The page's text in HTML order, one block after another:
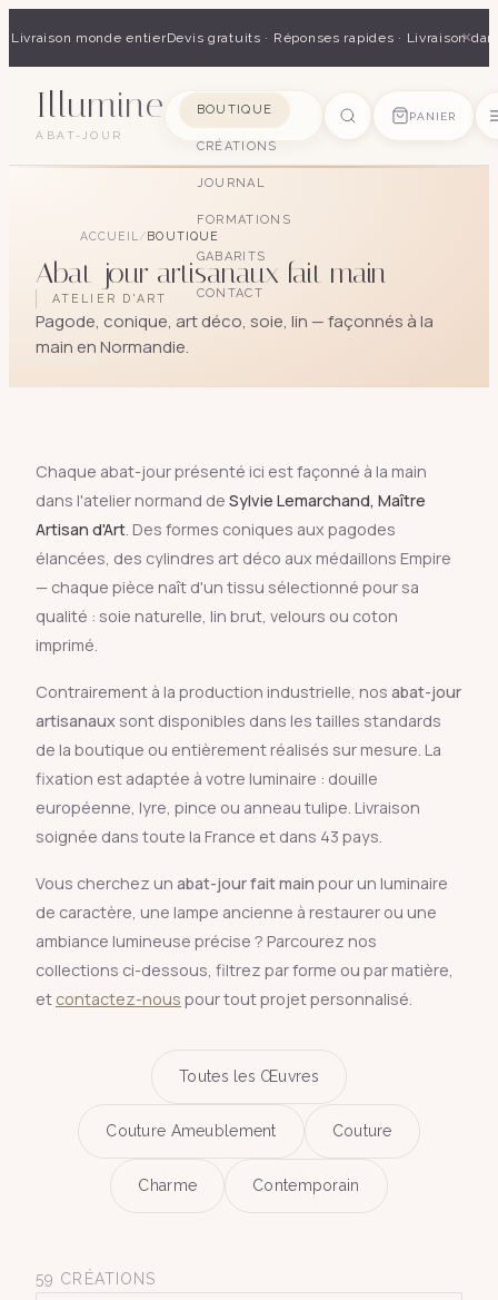
Livraison monde entierDevis gratuits · Réponses rapides · Livraison×
Illumine
ABAT-JOUR
BOUTIQUE
CRÉATIONS
JOURNAL
FORMATIONS
GABARITS
CONTACT
PANIER
ACCUEIL /BOUTIQUE
Abat-jour artisanaux fait main
ATELIER D'ART
Pagode, conique, art déco, soie, lin — façonnés à la
main en Normandie.
Chaque abat-jour présenté ici est façonné à la main
dans l'atelier normand de Sylvie Lemarchand, Maître
Artisan d'Art. Des formes coniques aux pagodes
élancées, des cylindres art déco aux médaillons Empire
— chaque pièce naît d'un tissu sélectionné pour sa
qualité : soie naturelle, lin brut, velours ou coton
imprimé.
Contrairement à la production industrielle, nos abat-jour
artisanaux sont disponibles dans les tailles standards
de la boutique ou entièrement réalisés sur mesure. La
fixation est adaptée à votre luminaire : douille
européenne, lyre, pince ou anneau tulipe. Livraison
soignée dans toute la France et dans 43 pays.
Vous cherchez un abat-jour fait main pour un luminaire
de caractère, une lampe ancienne à restaurer ou une
ambiance lumineuse précise ? Parcourez nos
collections ci-dessous, filtrez par forme ou par matière,
et contactez-nous pour tout projet personnalisé.
Toutes les Œuvres
Couture Ameublement Couture
Charme Contemporain
59 CRÉATIONS
SUGGESTIONS
art déco